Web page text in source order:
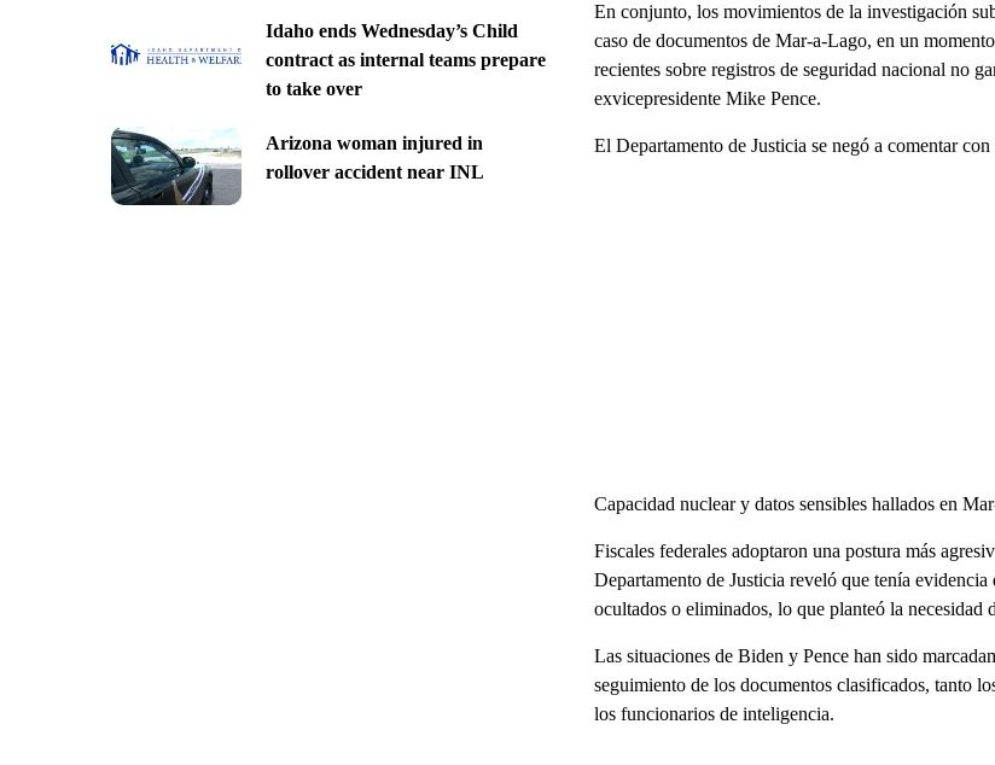
Idaho ends Wednesday’s Child
contract as internal teams prepare
to take over
Arizona woman injured in
rollover accident near INL
En conjunto, los movimientos de la investigación
caso de documentos de Mar-a-Lago, en un
recientes sobre registros de seguridad nacional no
exvicepresidente Mike Pence.
El Departamento de Justicia se negó a comentar
Capacidad nuclear y datos sensibles hallados en
Fiscales federales adoptaron una postura más
Departamento de Justicia reveló que tenía
ocultados o eliminados, lo que planteó la necesidad
Las situaciones de Biden y Pence han sido
seguimiento de los documentos clasificados, tanto
los funcionarios de inteligencia.